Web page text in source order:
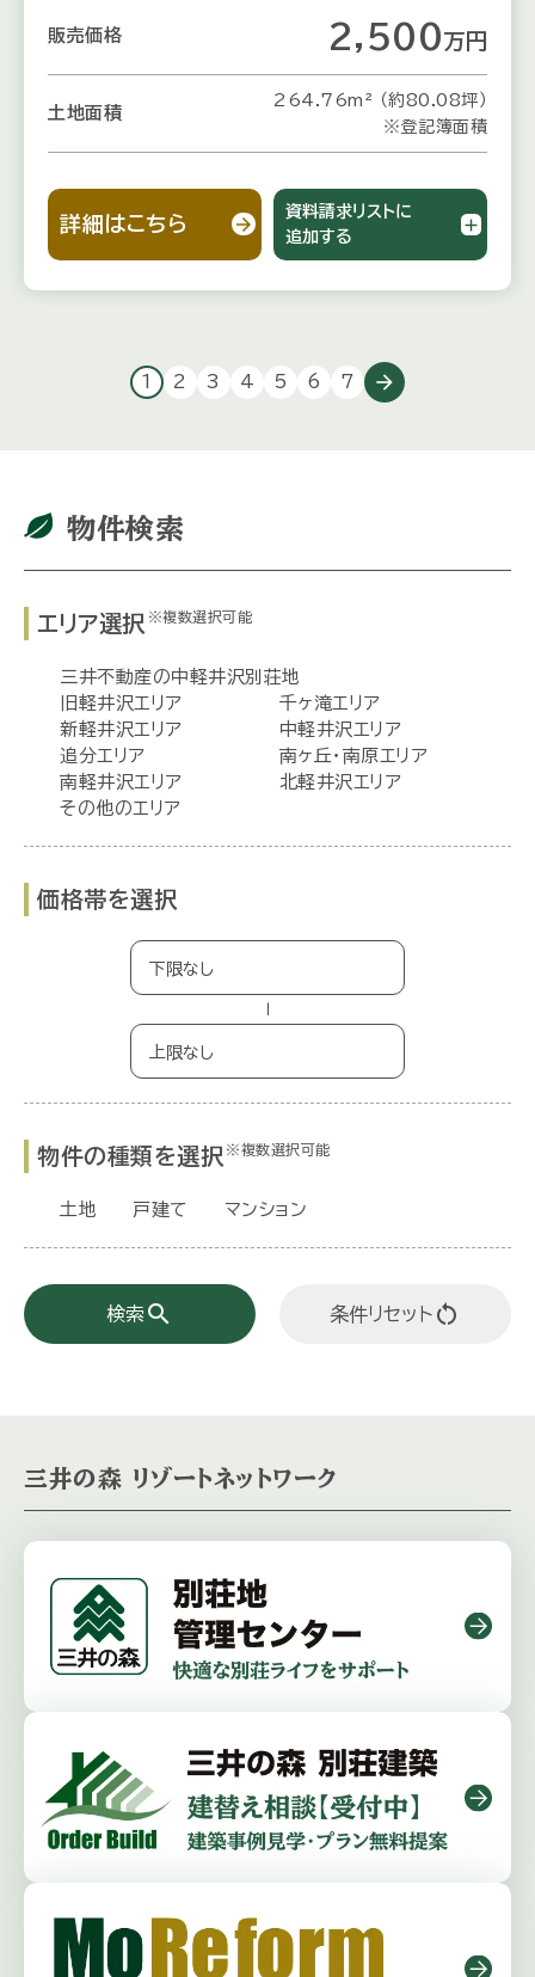
販売価格 2,500万 円
土地面積
264.76m² （約80.08坪）
※登記簿面積
詳細はこちら
資料請求リストに
追加する
1 2 3 4 5 6 7 arrow_forward
物件検索
エリア選択 ※複数選択可能
三井不動産の中軽井沢別荘地
旧軽井沢エリア
千ヶ滝エリア
新軽井沢エリア
中軽井沢エリア
追分エリア
南ヶ丘・南原エリア
南軽井沢エリア
北軽井沢エリア
その他のエリア
価格帯を選択
−
物件の種類を選択 ※複数選択可能
土地 戸建て マンション
検索 search 条件リセット restart_alt
三井の森 リゾートネットワーク